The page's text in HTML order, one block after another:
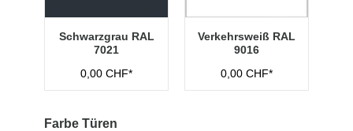
Schwarzgrau RAL
7021
0,00 CHF*
Verkehrsweiß RAL
9016
0,00 CHF*
Farbe Türen